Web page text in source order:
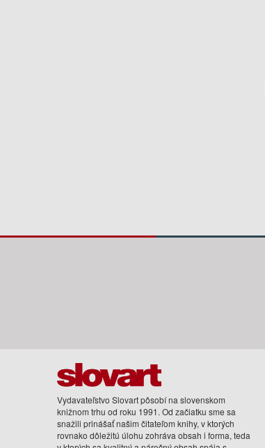
Vydavateľstvo Slovart pôsobí na slovenskom
knižnom trhu od roku 1991. Od začiatku sme sa
snažili prinášať našim čitateľom knihy, v ktorých
rovnako dôležitú úlohu zohráva obsah i forma, teda